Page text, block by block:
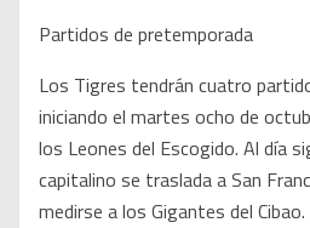
Partidos de pretemporada
Los Tigres tendrán cuatro
iniciando el martes ocho de
los Leones del Escogido. Al día
capitalino se traslada a San
medirse a los Gigantes del Cibao.